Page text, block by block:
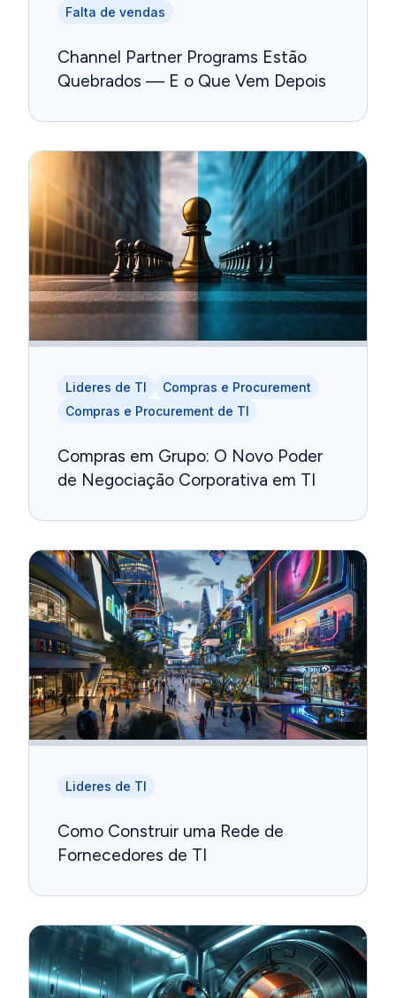
Falta de vendas
Channel Partner Programs Estão
Quebrados — E o Que Vem Depois
Lideres de TI
Compras e Procurement
Compras e Procurement de TI
Compras em Grupo: O Novo Poder
de Negociação Corporativa em TI
Lideres de TI
Como Construir uma Rede de
Fornecedores de TI